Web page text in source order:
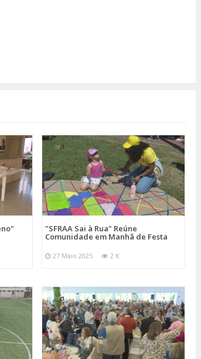
"SFRAA Sai à Rua" Reúne
Comunidade em Manhã de Festa
27 Maio 2025 2 K